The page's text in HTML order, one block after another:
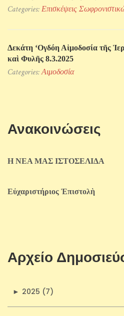
Categories: Επισκέψεις
Δεκάτη ‘Ογδόη Αἱμοδοσία τῆς
καὶ Φυλῆς 8.3.2025
Categories:Αιμοδοσία
Ανακοινώσεις
Η ΝΕΑ ΜΑΣ ΙΣΤΟΣΕΛΙΔΑ
Εὐχαριστήριος Ἐπιστολὴ
Αρχείο
► 2025 (7)